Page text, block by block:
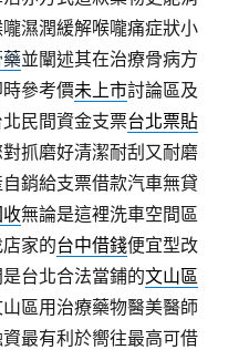
濕潤緩解喉嚨痛症狀小
並闡述其在治療骨病方
參考價未上市討論區及
民間資金支票台北票貼
抓磨好清潔耐刮又耐磨
銷給支票借款汽車無貸
收無論是這裡洗車空間區
家的台中借錢便宜型改
台北合法當鋪的文山區
區用治療藥物醫美醫師
最有利於嚮往最高可借